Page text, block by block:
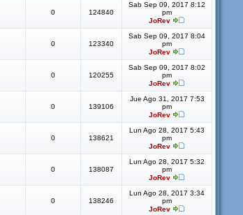
0 124840
Sab Sep 09, 2017 8:12
pm
JoRev
0 123340
Sab Sep 09, 2017 8:04
pm
JoRev
0 120255
Sab Sep 09, 2017 8:02
pm
JoRev
0 139106
Jue Ago 31, 2017 7:53
pm
JoRev
0 138621
Lun Ago 28, 2017 5:43
pm
JoRev
0 138087
Lun Ago 28, 2017 5:32
pm
JoRev
0 138246
Lun Ago 28, 2017 3:34
pm
JoRev